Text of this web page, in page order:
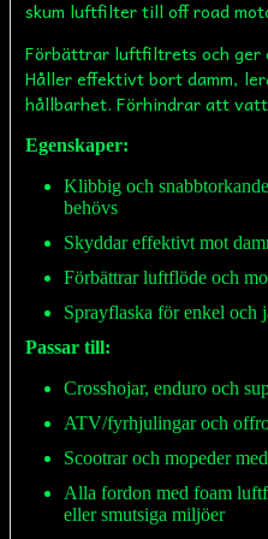
skum luftfilter till off road
Förbättrar luftfiltrets och ger
Håller effektivt bort damm,
hållbarhet. Förhindrar att
Egenskaper:
Klibbig och
behövs
Skyddar effektivt mot
Förbättrar luftflöde och
Sprayflaska för enkel och
Passar till:
Crosshojar, enduro och
ATV/fyrhjulingar och
Scootrar och mopeder
Alla fordon med foam
eller smutsiga miljöer